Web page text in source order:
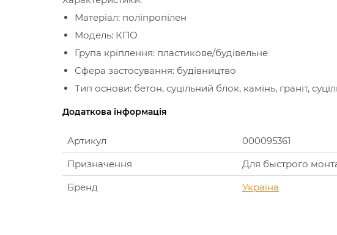
Матеріал: поліпропілен
Модель: КПО
Група кріплення: пластикове/будівельне
Сфера застосування: будівництво
Тип основи: бетон, суцільний блок, камінь, граніт,
Додаткова інформація
Артикул
000095361
Призначення
Для быстрого
Бренд
Україна